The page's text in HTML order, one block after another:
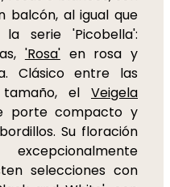
balcón, al igual que
serie 'Picobella':
'Rosa'en rosa y
Clásico entre las
tamaño, el Veigela
porte compacto y
Su floración
selecciones con